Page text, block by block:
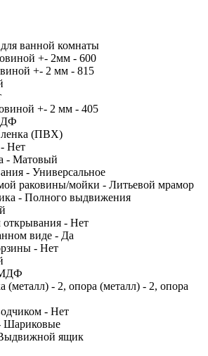
ванной комнаты
+- 2мм - 600
+- 2 мм - 815
+- 2 мм - 405
(ПВХ)
Нет
- Матовый
- Универсальное
раковины/мойки - Литьевой мрамор
- Полного выдвижения
- Нет
виде - Да
- Нет
МДФ
(металл) - 2, опора (металл) - 2, опора
- Нет
Шариковые
ящик